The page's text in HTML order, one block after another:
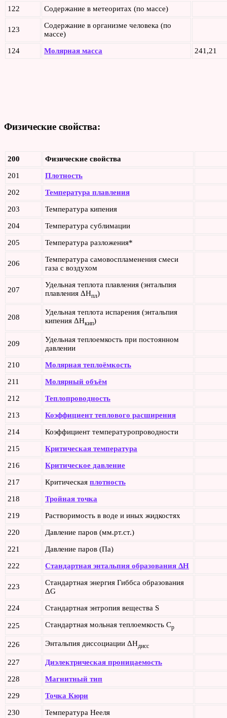
122 Содержание в метеоритах (по массе)
123
Содержание в организме человека (по
массе)
124 Молярная масса 241,21
Физические свойства:
200 Физические свойства
201 Плотность
202 Температура плавления
203 Температура кипения
204 Температура сублимации
205 Температура разложения*
206
Температура самовоспламенения смеси
газа с воздухом
207
Удельная теплота плавления (энтальпия
плавления ΔHпл)
208
Удельная теплота испарения (энтальпия
кипения ΔHкип)
209
Удельная теплоемкость при постоянном
давлении
210 Молярная теплоёмкость
211 Молярный объём
212 Теплопроводность
213 Коэффициент теплового расширения
214 Коэффициент температуропроводности
215 Критическая температура
216 Критическое давление
217 Критическая плотность
218 Тройная точка
219 Растворимость в воде и иных жидкостях
220 Давление паров (мм.рт.ст.)
221 Давление паров (Па)
222 Стандартная энтальпия образования ΔH
223
Стандартная энергия Гиббса образования
ΔG
224 Стандартная энтропия вещества S
225 Стандартная мольная теплоемкость Cp
226 Энтальпия диссоциации ΔHдисс
227 Диэлектрическая проницаемость
228 Магнитный тип
229 Точка Кюри
230 Температура Нееля